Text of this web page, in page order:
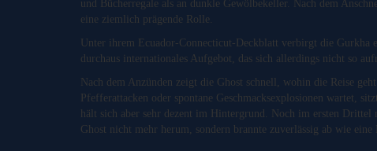
und Bücherregale als an dunkle Gewölbekeller. Nach dem
eine ziemlich prägende Rolle.
Unter ihrem Ecuador-Connecticut-Deckblatt verbirgt die Gurkha
durchaus internationales Aufgebot, das sich allerdings nicht so
Nach dem Anzünden zeigt die Ghost schnell, wohin die Reise
Pfefferattacken oder spontane Geschmacksexplosionen wartet,
hält sich aber sehr dezent im Hintergrund. Noch im ersten
Ghost nicht mehr herum, sondern brannte zuverlässig ab wie eine